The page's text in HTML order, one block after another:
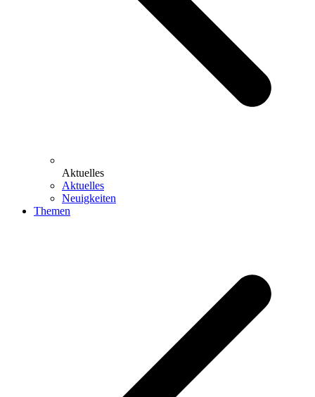
Aktuelles
Aktuelles
Neuigkeiten
Themen